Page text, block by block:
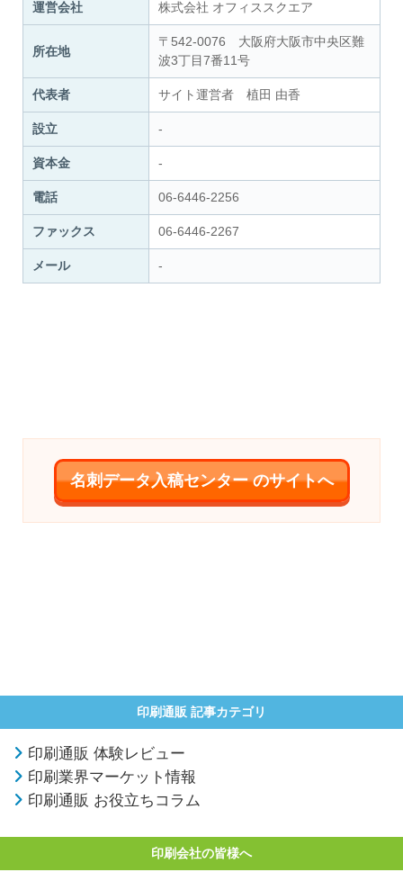
運営会社 株式会社 オフィススクエア
所在地
〒542-0076 大阪府大阪市中央区難
波3丁目7番11号
代表者 サイト運営者 植田 由香
設立 -
資本金 -
電話 06-6446-2256
ファックス 06-6446-2267
メール -
名刺データ入稿センター のサイトへ
印刷通販 記事カテゴリ
印刷通販 体験レビュー
印刷業界マーケット情報
印刷通販 お役立ちコラム
印刷会社の皆様へ